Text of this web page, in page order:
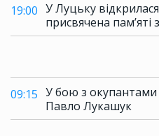
19:00 У Луцьку
присвячена памʼяті
09:15 У бою з окупантами
Павло Лукашук